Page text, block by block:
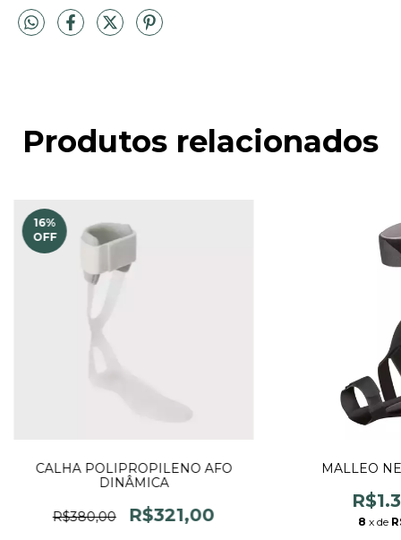
Produtos relacionados
16%
OFF
CALHA POLIPROPILENO AFO
DINÂMICA
R$380,00 R$321,00
MALLEO
8 x de